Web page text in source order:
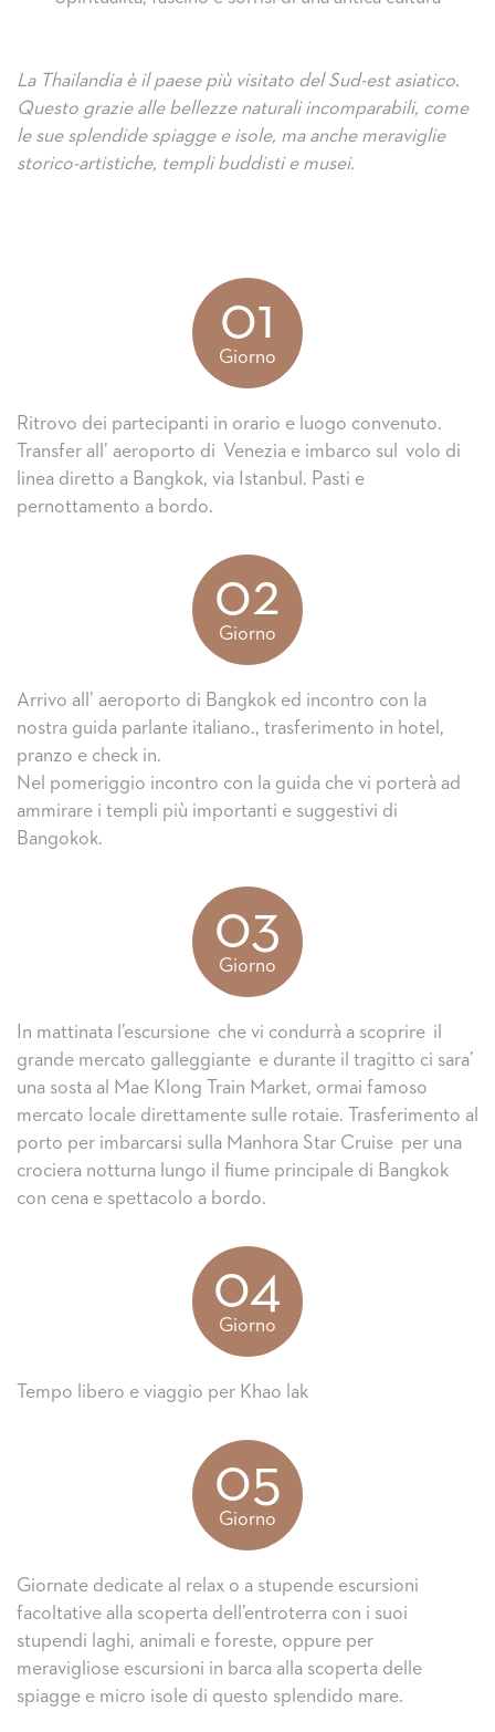
La Thailandia è il paese più visitato del Sud-est asiatico.
Questo grazie alle bellezze naturali incomparabili, come
le sue splendide spiagge e isole, ma anche meraviglie
storico-artistiche, templi buddisti e musei.
01
Giorno
Ritrovo dei partecipanti in orario e luogo convenuto.
Transfer all’ aeroporto di Venezia e imbarco sul volo di
linea diretto a Bangkok, via Istanbul. Pasti e
pernottamento a bordo.
02
Giorno
Arrivo all’ aeroporto di Bangkok ed incontro con la
nostra guida parlante italiano., trasferimento in hotel,
pranzo e check in.
Nel pomeriggio incontro con la guida che vi porterà ad
ammirare i templi più importanti e suggestivi di
Bangokok.
03
Giorno
In mattinata l’escursione che vi condurrà a scoprire il
grande mercato galleggiante e durante il tragitto ci sara’
una sosta al Mae Klong Train Market, ormai famoso
mercato locale direttamente sulle rotaie. Trasferimento al
porto per imbarcarsi sulla Manhora Star Cruise per una
crociera notturna lungo il fiume principale di Bangkok
con cena e spettacolo a bordo.
04
Giorno
Tempo libero e viaggio per Khao lak
05
Giorno
Giornate dedicate al relax o a stupende escursioni
facoltative alla scoperta dell’entroterra con i suoi
stupendi laghi, animali e foreste, oppure per
meravigliose escursioni in barca alla scoperta delle
spiagge e micro isole di questo splendido mare.